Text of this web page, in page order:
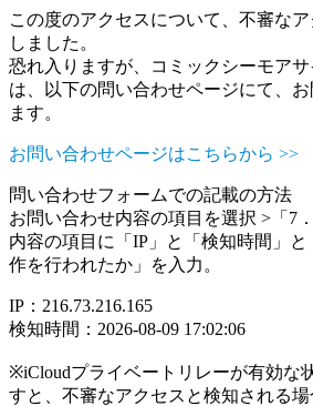
この度のアクセスについて、不審な
しました。
恐れ入りますが、コミックシーモア
は、以下の問い合わせページにて、
ます。
お問い合わせページはこちらから >>
問い合わせフォームでの記載の方法
お問い合わせ内容の項目を選択 >「7
内容の項目に「IP」と「検知時間」
作を行われたか」を入力。
IP：216.73.216.165
検知時間：2026-08-09 17:02:06
※iCloudプライベートリレーが有効な
すと、不審なアクセスと検知される場